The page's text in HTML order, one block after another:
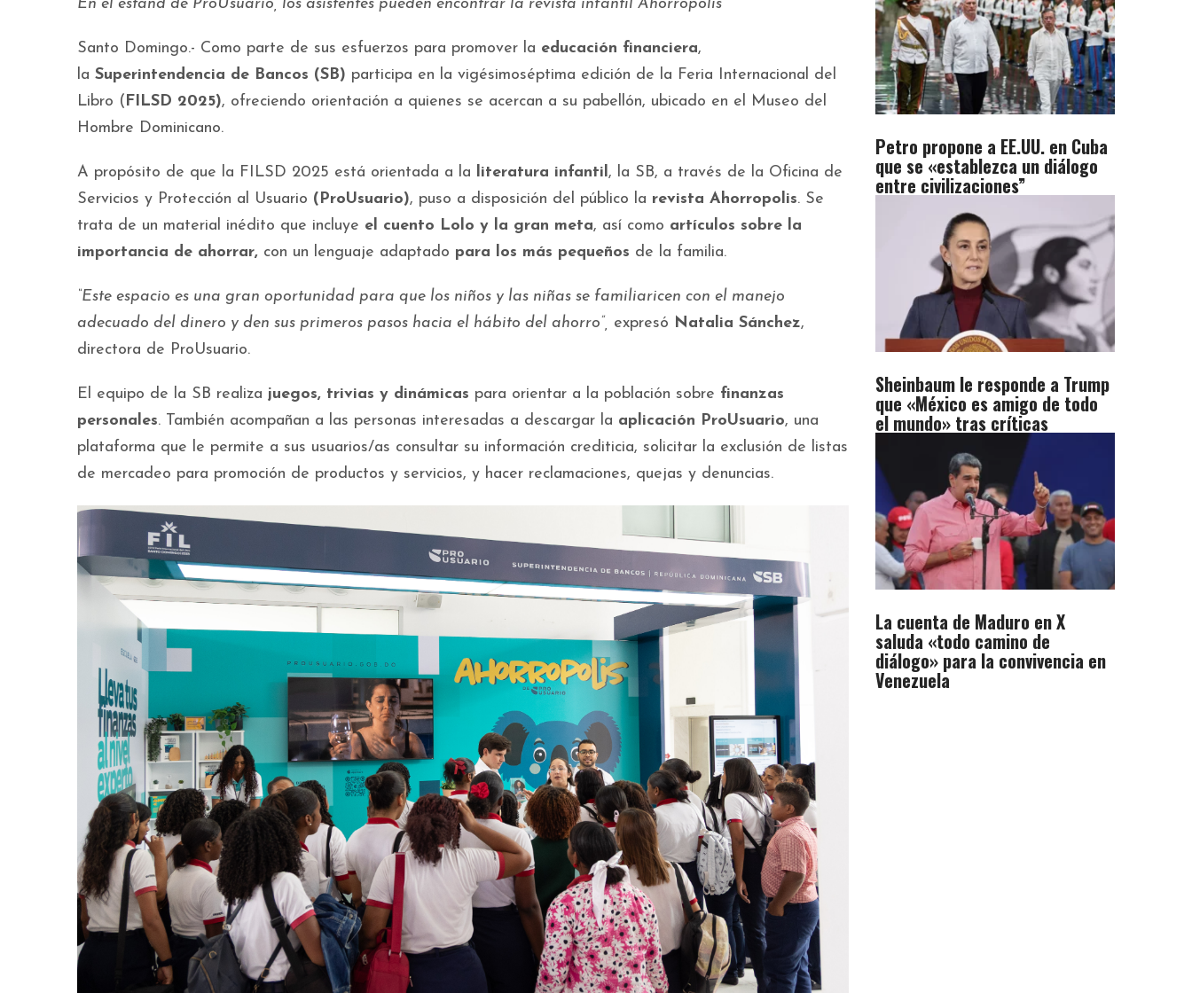
En el estand de ProUsuario, los asistentes pueden encontrar la revista infantil Ahorropolis
Santo Domingo.- Como parte de sus esfuerzos para promover la educación financiera,
la Superintendencia de Bancos (SB) participa en la vigésimoséptima edición de la Feria Internacional del
Libro ( FILSD 2025), ofreciendo orientación a quienes se acercan a su pabellón, ubicado en el Museo del
Hombre Dominicano.
A propósito de que la FILSD 2025 está orientada a la literatura infantil , la SB, a través de la Oficina de
Servicios y Protección al Usuario (ProUsuario), puso a disposición del público la revista Ahorropolis. Se
trata de un material inédito que incluye el cuento Lolo y la gran meta, así como artículos sobre la
importancia de ahorrar, con un lenguaje adaptado para los más pequeños de la familia.
“Este espacio es una gran oportunidad para que los niños y las niñas se familiaricen con el manejo
adecuado del dinero y den sus primeros pasos hacia el hábito del ahorro”, expresó Natalia Sánchez,
directora de ProUsuario.
El equipo de la SB realiza juegos, trivias y dinámicas para orientar a la población sobre finanzas
personales. También acompañan a las personas interesadas a descargar la aplicación ProUsuario, una
plataforma que le permite a sus usuarios/as consultar su información crediticia, solicitar la exclusión de listas
de mercadeo para promoción de productos y servicios, y hacer reclamaciones, quejas y denuncias.
Petro propone a EE.UU. en Cuba
que se «establezca un diálogo
entre civilizaciones”
Sheinbaum le responde a Trump
que «México es amigo de todo
el mundo» tras críticas
La cuenta de Maduro en X
saluda «todo camino de
diálogo» para la convivencia en
Venezuela